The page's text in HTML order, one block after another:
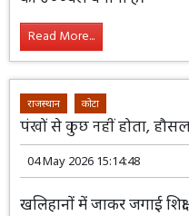
Read More...
राजस्थान कोटा
पंखों से कुछ नहीं होता,
04 May 2026 15:14:48
खलिहानों में जाकर जगाई